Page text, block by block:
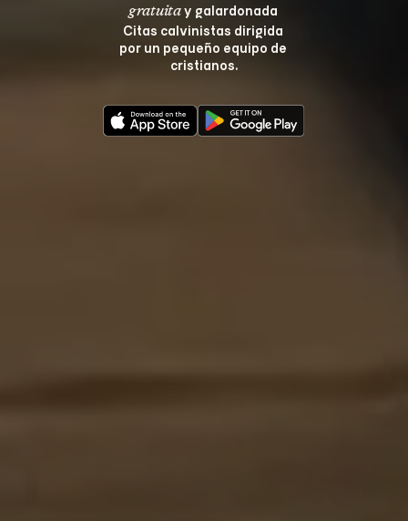
gratuita y galardonada
Citas calvinistas dirigida
por un pequeño equipo de
cristianos.